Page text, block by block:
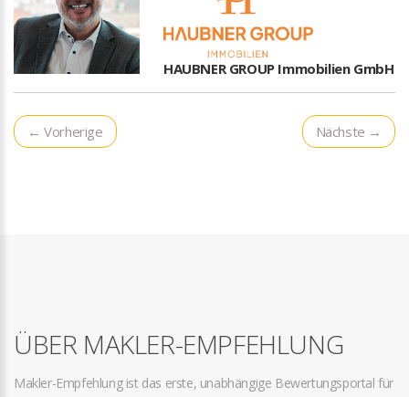
HAUBNER GROUP Immobilien GmbH
← Vorherige Nächste →
ÜBER MAKLER-EMPFEHLUNG
Makler-Empfehlung ist das erste, unabhängige Bewertungsportal für